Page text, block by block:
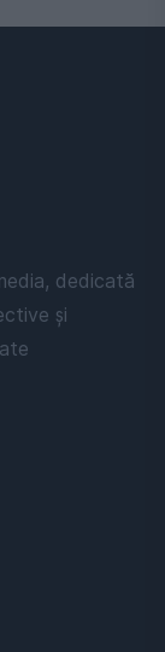
dedicată
și